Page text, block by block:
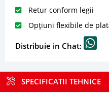
Retur conform legii
Opțiuni flexibile de
Distribuie in Chat:
SPECIFICATII TEHNICE